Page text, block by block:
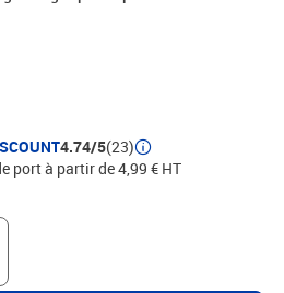
4.74/5(23)
port à partir de 4,99 € HT